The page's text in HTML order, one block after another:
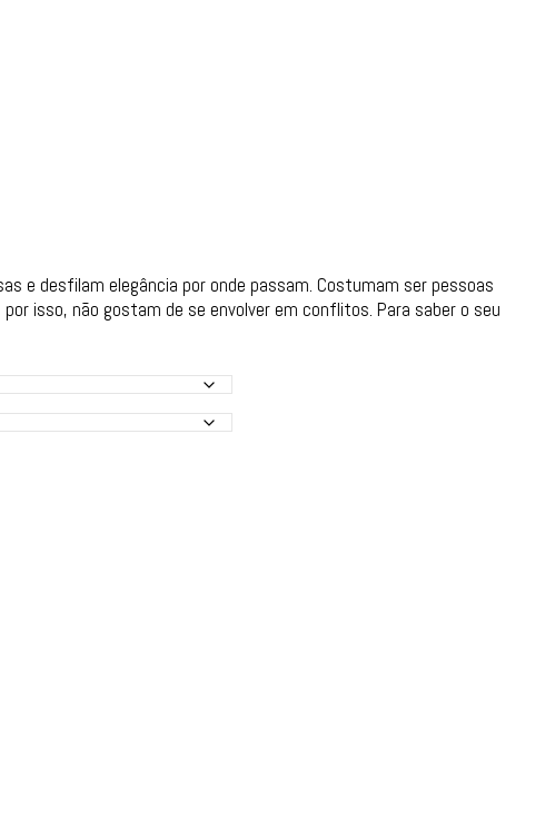
e desfilam elegância por onde passam. Costumam ser pessoas
isso, não gostam de se envolver em conflitos. Para saber o seu